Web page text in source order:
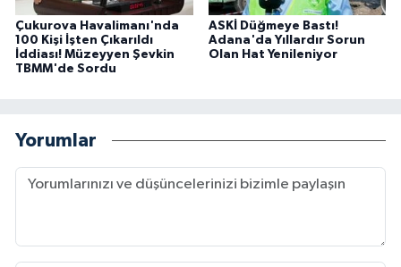
Çukurova Havalimanı'nda
100 Kişi İşten Çıkarıldı
İddiası! Müzeyyen Şevkin
TBMM'de Sordu
ASKİ Düğmeye Bastı!
Adana'da Yıllardır Sorun
Olan Hat Yenileniyor
Yorumlar